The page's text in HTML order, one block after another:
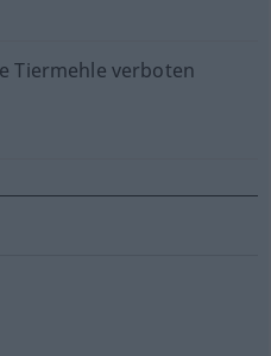
Tiermehle verboten